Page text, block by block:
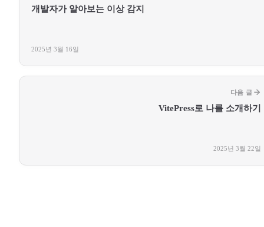
개발자가 알아보는 이상 감지
2025년 3월 16일
다음 글
VitePress로 나를 소개하기
2025년 3월 22일